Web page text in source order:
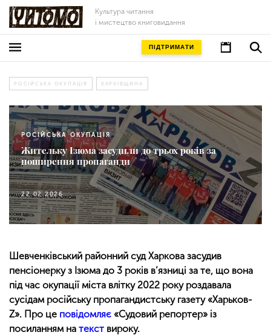
Культура читання
і мистецтво книговидання
ПІДТРИМАТИ
РОСІЙСЬКА ОКУПАЦІЯ ХАРКІВЩИНА
РОСІЙСЬКА ОКУПАЦІЯ
Жительку Ізюма засудили до трьох років за
поширення пропаганди
22.02.2026
Шевченківський районний суд Харкова засудив
пенсіонерку з Ізюма до 3 років в’язниці за те, що вона
під час окупації міста влітку 2022 року роздавала
сусідам російську пропагандистську газету «Харьков-
Z». Про це повідомляє «Судовий репортер» із
посиланням на текст вироку.